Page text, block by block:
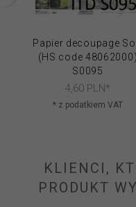
Papier decoupage
(HS code 48062000)
S0095
4,60 PLN*
* z podatkiem VAT
KLIENCI,
PRODUKT